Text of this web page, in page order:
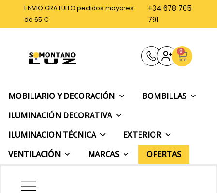
contenido
ENVIO GRATUITO pedidos mayores
de 65 €
+34 678 705
791
0
Carrito
MOBILIARIO Y DECORACIÓN
BOMBILLAS
ILUMINACIÓN DECORATIVA
ILUMINACION TÉCNICA
EXTERIOR
VENTILACIÓN
MARCAS OFERTAS